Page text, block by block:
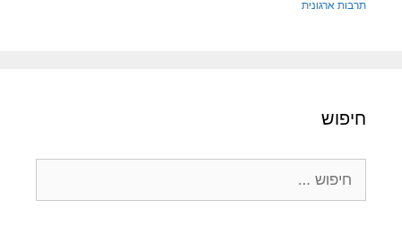
תרבות ארגונית
חיפוש